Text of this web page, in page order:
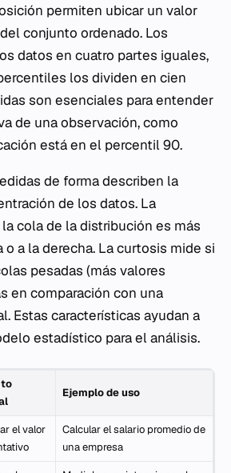
permiten ubicar un valor
conjunto ordenado. Los
datos en cuatro partes iguales,
los dividen en cien
son esenciales para entender
de una observación, como
está en el percentil 90.
de forma describen la
de los datos. La
cola de la distribución es más
o a la derecha. La curtosis mide si
pesadas (más valores
en comparación con una
Estas características ayudan a
estadístico para el análisis.
Ejemplo de uso
el valor
Calcular el salario promedio de
una empresa